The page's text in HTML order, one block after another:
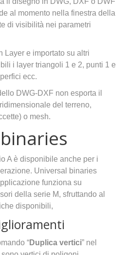
al momento nella finestra della
di visibilità nei parametri
Layer e importato su altri
i layer triangoli 1 e 2, punti 1 e
ecc.
DWG-DXF non esporta il
del terreno,
o mesh.
A è disponibile anche per i
Universal binaries
funziona su
della serie M, sfruttando al
disponibili,
“Duplica vertici” nel